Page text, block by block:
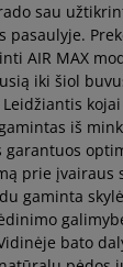
sau
pasaulyje.
AIR MAX
iki šiol
Leidžiantis
iš
garantuos
prie įvairaus
gaminta
bato